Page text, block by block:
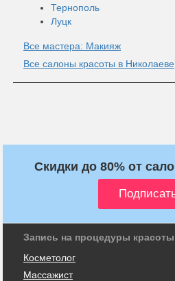
Тернополь
Луцк
Все мастера: Макияж
Все салоны красоты в Николаеве
Скидки до 80% от
Запись на процедуры
Косметолог
Массажист